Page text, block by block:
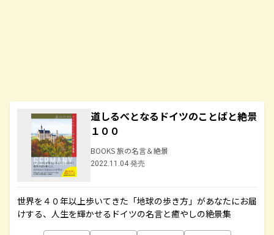
道しるべとなるドイツのことばと絶景
１００
BOOKS 旅の名言＆絶景
2022.11.04 発売
世界を４０年以上歩いてきた「地球の歩き方」があなたにお届
けする、人生を輝かせるドイツの名言と癒やしの絶景集